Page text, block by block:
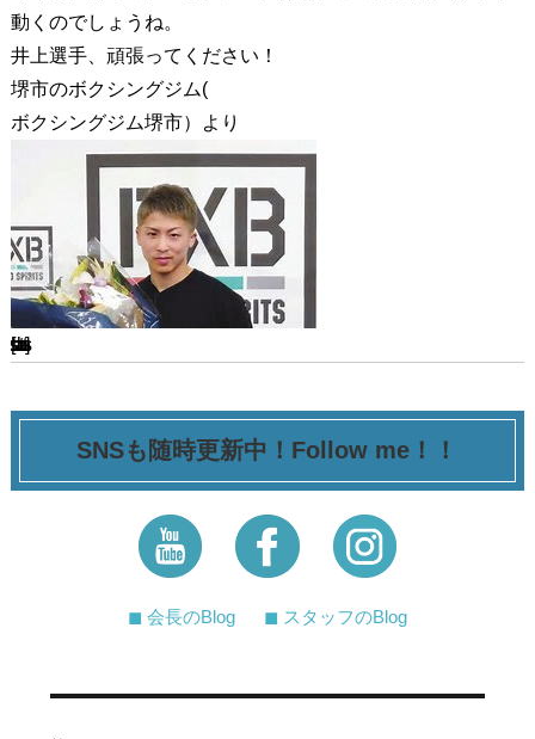
動くのでしょうね。
井上選手、頑張ってください！
堺市のボクシングジム(
ボクシングジム堺市）より
[ssba-buttons]
SNSも随時更新中！Follow me！！
◼︎ 会長のBlog ◼︎ スタッフのBlog